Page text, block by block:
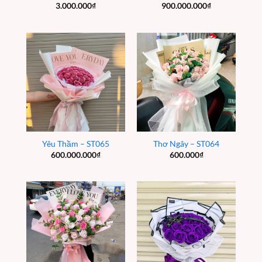
3.000.000₫ 900.000.000₫
Yêu Thầm – ST065
600.000.000₫
Thơ Ngây – ST064
600.000₫